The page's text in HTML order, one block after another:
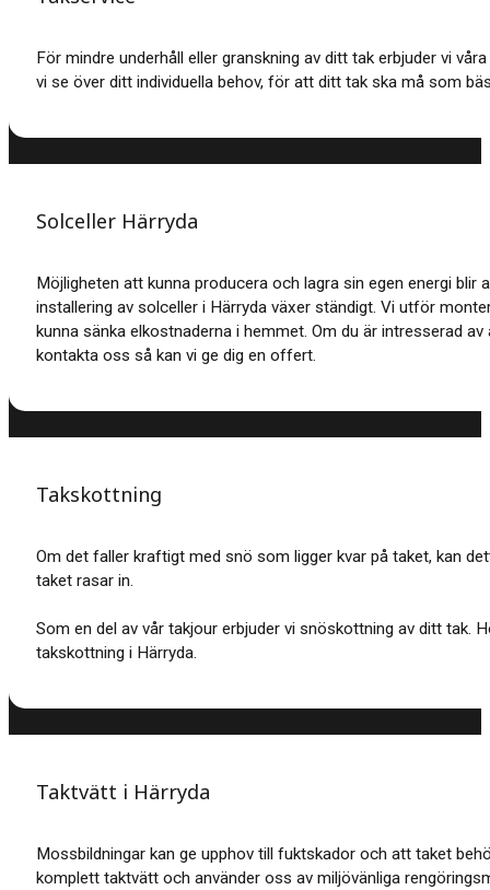
För mindre underhåll eller granskning av ditt tak erbjuder vi
vi se över ditt individuella behov, för att ditt tak ska må som
Solceller Härryda
Möjligheten att kunna producera och lagra sin egen energi
installering av solceller i Härryda växer ständigt. Vi utför
kunna sänka elkostnaderna i hemmet. Om du är intresserad
kontakta oss så kan vi ge dig en offert.
Takskottning
Om det faller kraftigt med snö som ligger kvar på taket, kan
taket rasar in.
Som en del av vår takjour erbjuder vi snöskottning av ditt tak.
takskottning i Härryda.
Taktvätt i Härryda
Mossbildningar kan ge upphov till fuktskador och att taket
komplett taktvätt och använder oss av miljövänliga